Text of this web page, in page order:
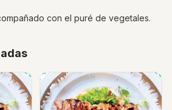
con el puré de vegetales.